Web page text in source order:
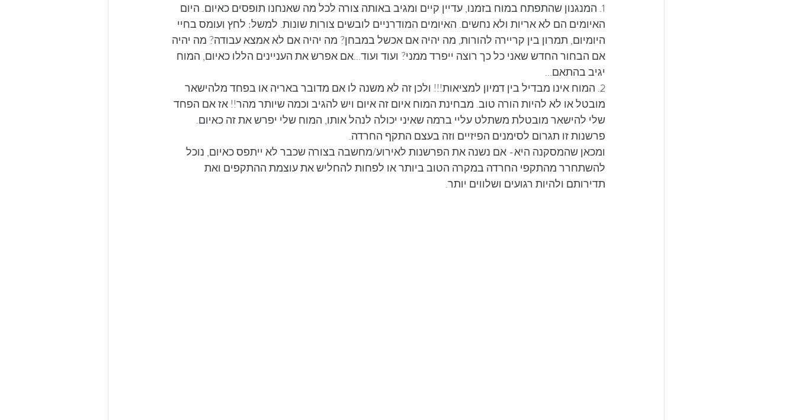
1. המנגנון שהתפתח במוח בזמנו, עדיין קיים ומגיב באותה צורה לכל מה שאנחנו תופסים כאיום. היום
האיומים הם לא אריות ולא נחשים. האיומים המודרניים לובשים צורות שונות. למשל: לחץ ועומס בחיי
היומיום, תמרון בין קריירה להורות, מה יהיה אם אכשל במבחן? מה יהיה אם לא אמצא עבודה? מה יהיה
אם הבחור החדש שאני כל כך רוצה ייפרד ממני? ועוד ועוד...אם אפרש את העניינים הללו כאיום, המוח
יגיב בהתאם...
2. המוח אינו מבדיל בין דמיון למציאות!!! ולכן זה לא משנה לו אם מדובר באריה או בפחד מלהישאר
מובטל או לא להיות הורה טוב. מבחינת המוח איום זה איום ויש להגיב וכמה שיותר מהר!! אז אם הפחד
שלי להישאר מובטלת משתלט עליי ברמה שאיני יכולה לנהל אותו, המוח שלי יפרש את זה כאיום.
פרשנות זו תגרום לסימנים הפיזיים וזה בעצם התקף החרדה.
ומכאן שהמסקנה היא- אם נשנה את הפרשנות לאירוע/מחשבה בצורה שכבר לא ייתפס כאיום, נוכל
להשתחרר מהתקפי החרדה במקרה הטוב ביותר או לפחות להחליש את עוצמת ההתקפים ואת
תדירותם ולהיות רגועים ושלווים יותר.